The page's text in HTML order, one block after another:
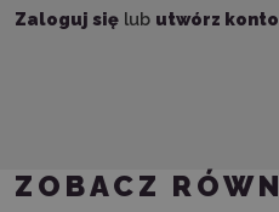
Zaloguj się lub utwórz konto
ZOBACZ